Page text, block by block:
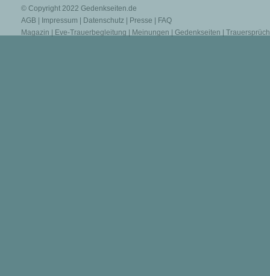
© Copyright 2022 Gedenkseiten.de
AGB
Impressum Datenschutz Presse
FAQ
Magazin
Eve-Trauerbegleitung Meinungen Gedenkseiten